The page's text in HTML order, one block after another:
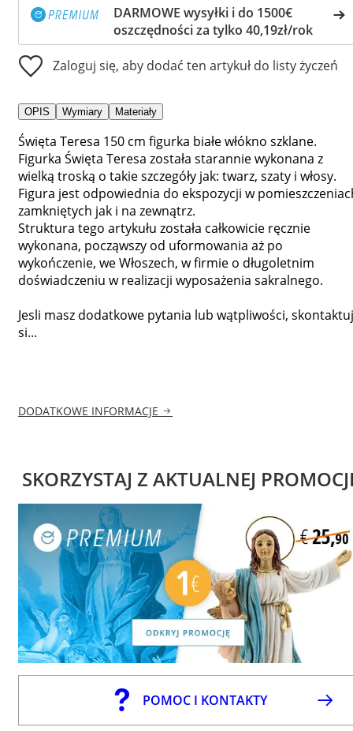
DARMOWE wysyłki i do 1500€
oszczędności za tylko 40,19zł/rok
Zaloguj się, aby dodać ten artykuł do listy życzeń
OPIS Wymiary Materiały
Święta Teresa 150 cm figurka białe włókno szklane.
Figurka Święta Teresa została starannie wykonana z
wielką troską o takie szczegóły jak: twarz, szaty i włosy.
Figura jest odpowiednia do ekspozycji w
zamkniętych jak i na zewnątrz.
Struktura tego artykułu została całkowicie ręcznie
wykonana, począwszy od uformowania aż po
wykończenie, we Włoszech, w firmie o długoletnim
doświadczeniu w realizacji wyposażenia sakralnego.
Jesli masz dodatkowe pytania lub wątpliwości, skontaktuj
si...
DODATKOWE INFORMACJE
SKORZYSTAJ Z AKTUALNEJ
POMOC I KONTAKTY